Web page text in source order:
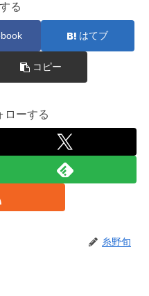
る
はてブ
コピー
ローする
糸野旬